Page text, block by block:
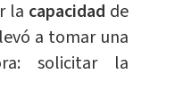
la capacidad de
a tomar una
solicitar la